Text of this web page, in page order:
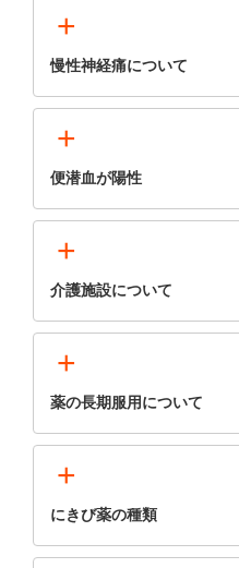
+
慢性神経痛について
+
便潜血が陽性
+
介護施設について
+
薬の長期服用について
+
にきび薬の種類